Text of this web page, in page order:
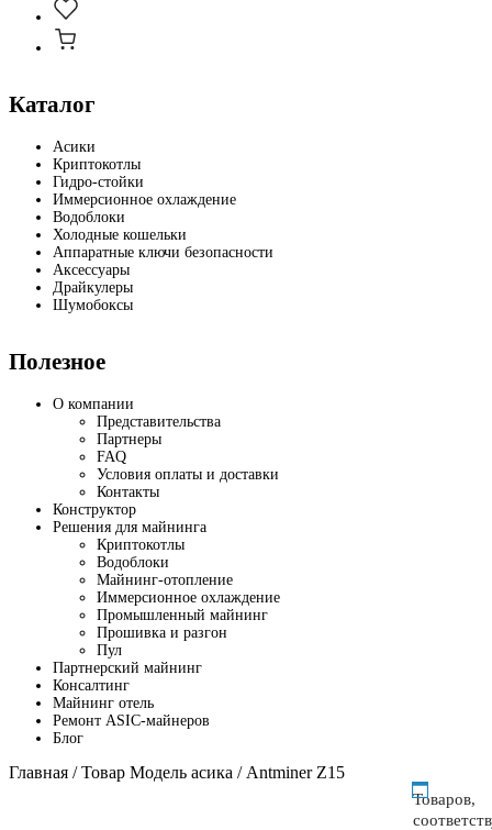
Каталог
Асики
Криптокотлы
Гидро-стойки
Иммерсионное охлаждение
Водоблоки
Холодные кошельки
Аппаратные ключи безопасности
Аксессуары
Драйкулеры
Шумобоксы
Полезное
О компании
Представительства
Партнеры
FAQ
Условия оплаты и доставки
Контакты
Конструктор
Решения для майнинга
Криптокотлы
Водоблоки
Майнинг-отопление
Иммерсионное охлаждение
Промышленный майнинг
Прошивка и разгон
Пул
Партнерский майнинг
Консалтинг
Майнинг отель
Ремонт ASIC-майнеров
Блог
Главная / Товар Модель асика / Antminer Z15
Товаров,